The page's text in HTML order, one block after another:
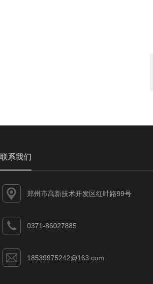
联系我们
郑州市高新技术开发区红叶路99号
0371-86027885
18539975242@163.com